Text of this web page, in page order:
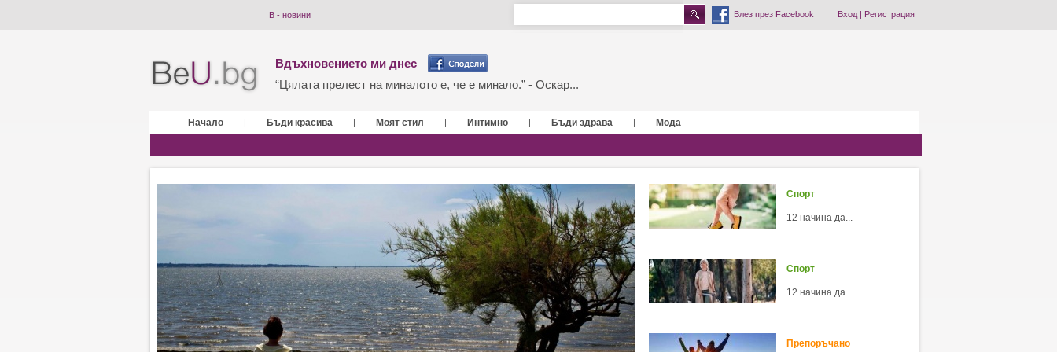
B - новини Влез през Facebook Вход| Регистрация
Вдъхновението ми днес
“Цялата прелест на миналото е, че е минало.” - Оскар...
Начало | Бъди красива | Моят стил | Интимно | Бъди здрава | Мода
Спорт
12 начина да...
Спорт
12 начина да...
Препоръчано